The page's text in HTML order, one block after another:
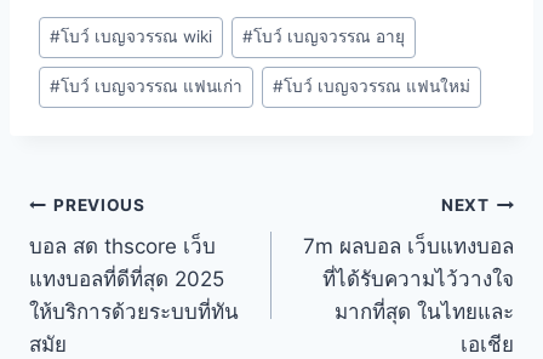
#โบว์ เบญจวรรณ wiki #โบว์ เบญจวรรณ อายุ
#โบว์ เบญจวรรณ แฟนเก่า #โบว์ เบญจวรรณ แฟนใหม่
PREVIOUS
บอล สด thscore เว็บ
แทงบอลที่ดีที่สุด 2025
ให้บริการด้วยระบบที่ทัน
สมัย
NEXT
7m ผลบอล เว็บแทงบอล
ที่ได้รับความไว้วางใจ
มากที่สุด ในไทยและ
เอเชีย